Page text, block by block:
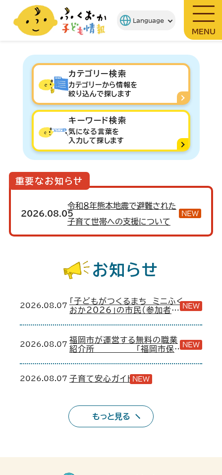
MENU
カテゴリー検索
カテゴリーから情報を
絞り込んで探します
キーワード検索
気になる言葉を
入力して探します
重要なお知らせ
2026.08.05
令和８年熊本地震で避難された
子育て世帯への支援について
NEW
お知らせ
2026.08.07
「子どもがつくるまち ミニふく
おか2026」の市民（参加者）
す！
NEW
2026.08.07
福岡市が運営する無料の職業
紹介所 「福岡市保育NEW
2026.08.07 子育て安心ガイドNEW
もっと見る